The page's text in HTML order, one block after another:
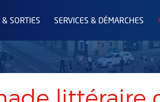
SORTIES SERVICES & DÉMARCHES